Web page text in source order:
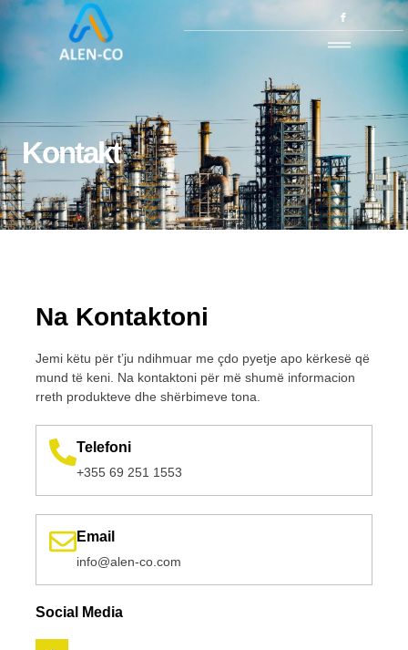
Kontakt
Na Kontaktoni
Jemi këtu për t’ju ndihmuar me çdo pyetje apo kërkesë që
mund të keni. Na kontaktoni për më shumë informacion
rreth produkteve dhe shërbimeve tona.
Telefoni
+355 69 251 1553
Email
info@alen-co.com
Social Media